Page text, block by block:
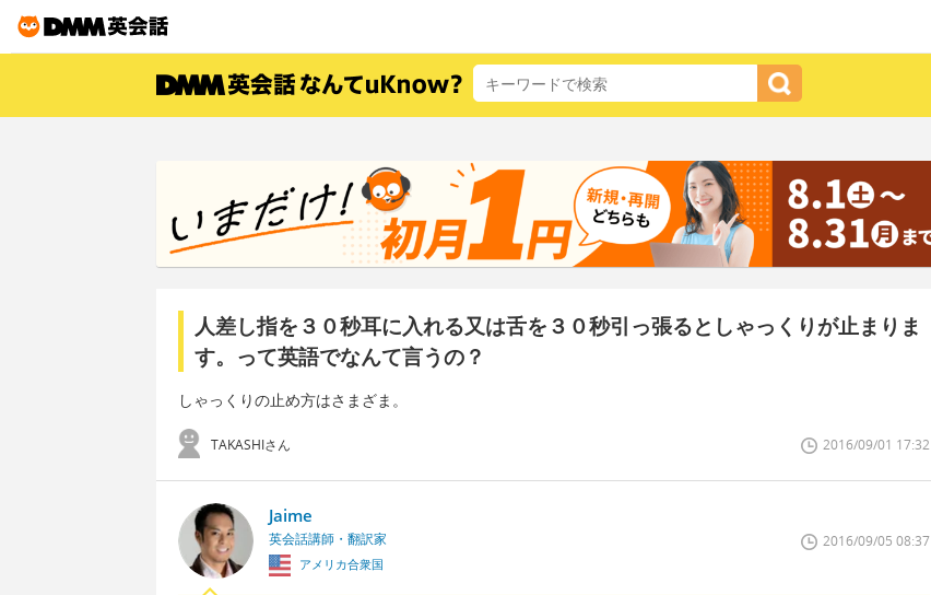
人差し指を３０秒耳に入れる又は舌を３０秒引っ張るとしゃっくりが止まりま
す。って英語でなんて言うの？
しゃっくりの止め方はさまざま。
TAKASHIさん 2016/09/01 17:32
Jaime
英会話講師・翻訳家
アメリカ合衆国
2016/09/05 08:37